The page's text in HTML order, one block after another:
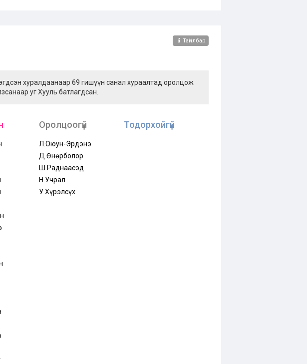
Тайлбар
хуралдаанаар 69 гишүүн санал хураалтад оролцож
уг Хууль батлагдсан.
Оролцоогүй
Л.Оюун-Эрдэнэ
Д.Өнөрболор
Ш.Раднаасэд
Н.Учрал
У.Хүрэлсүх
Тодорхойгүй